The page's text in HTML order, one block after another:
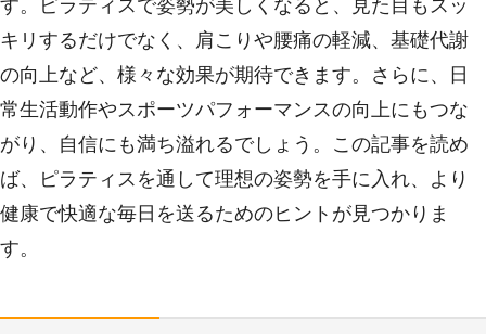
す。ピラティスで姿勢が美しくなると、見た目もスッ
キリするだけでなく、肩こりや腰痛の軽減、基礎代謝
の向上など、様々な効果が期待できます。さらに、日
常生活動作やスポーツパフォーマンスの向上にもつな
がり、自信にも満ち溢れるでしょう。この記事を読め
ば、ピラティスを通して理想の姿勢を手に入れ、より
健康で快適な毎日を送るためのヒントが見つかりま
す。